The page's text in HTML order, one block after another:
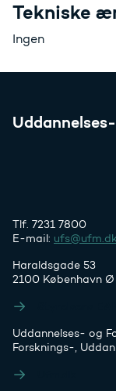
Tekniske
Ingen
Tlf. 7231 7800
E-mail: ufs@ufm.dk
Haraldsgade 53
2100 København Ø
Uddannelses- og
Forsknings-,